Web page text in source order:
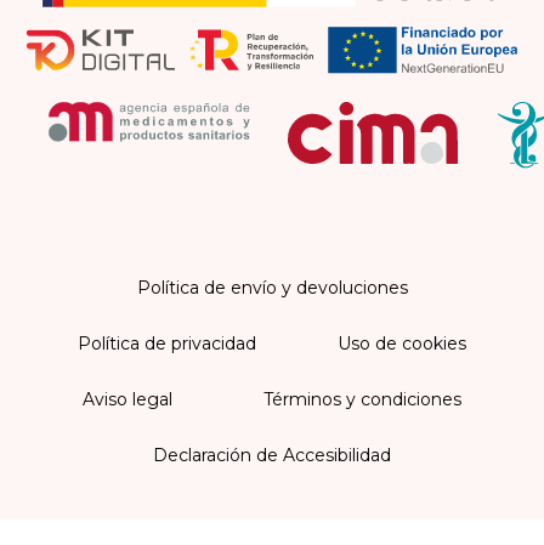
Política de envío y devoluciones
Política de privacidad Uso de cookies
Aviso legal Términos y condiciones
Declaración de Accesibilidad